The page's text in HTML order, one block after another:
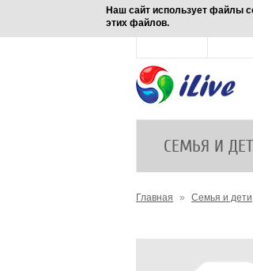
Наш сайт использует файлы
этих файлов.Новости
СЕМЬЯ И
Главная » Семья и дети